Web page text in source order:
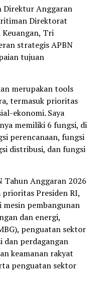
Direktur Anggaran
Direktorat
Tri
strategis APBN
tujuan
merupakan tools
termasuk prioritas
ekonomi. Saya
memiliki 6 fungsi, di
perencanaan, fungsi
distribusi, dan fungsi
Tahun Anggaran 2026
prioritas Presiden RI,
mesin pembangunan
dan energi,
penguatan sektor
dan perdagangan
keamanan rakyat
penguatan sektor